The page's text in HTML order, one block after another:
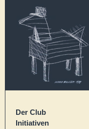
Der Club
Initiativen